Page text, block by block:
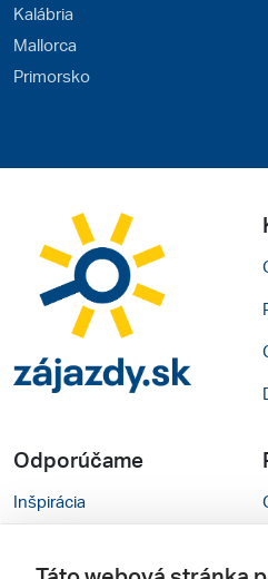
Kalábria
Mallorca
Primorsko
Odporúčame
Inšpirácia